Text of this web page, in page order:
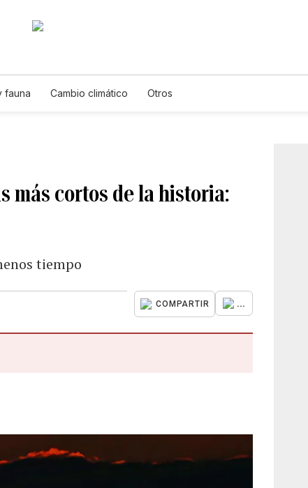
fauna Cambio climático Otros
más cortos de la historia:
tiempo
COMPARTIR ...